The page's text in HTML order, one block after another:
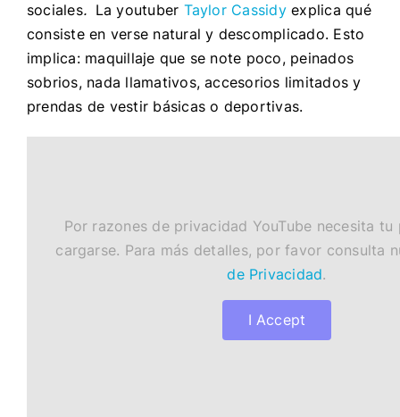
sociales. La youtuber Taylor Cassidy explica qué
consiste en verse natural y descomplicado. Esto
implica: maquillaje que se note poco, peinados
sobrios, nada llamativos, accesorios limitados y
prendas de vestir básicas o deportivas.
Por razones de privacidad YouTube necesita tu
cargarse. Para más detalles, por favor consulta
de Privacidad.
I Accept